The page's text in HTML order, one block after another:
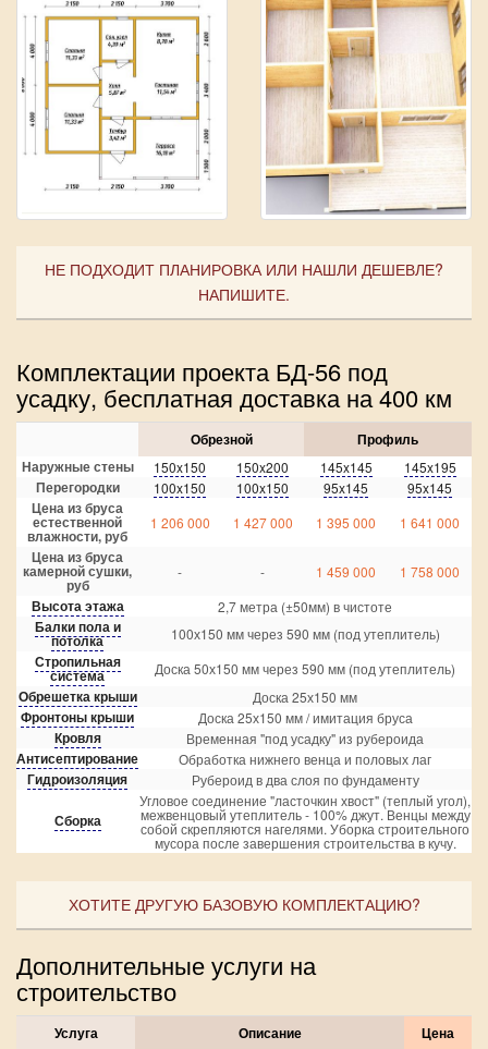
НЕ ПОДХОДИТ ПЛАНИРОВКА ИЛИ НАШЛИ ДЕШЕВЛЕ?
НАПИШИТЕ.
Комплектации проекта БД-56 под
усадку, бесплатная доставка на 400 км
Обрезной
Профиль
Наружные стены
150x150 150x200 145x145 145x195
Перегородки 100x150 100x150 95x145 95x145
Цена из бруса
естественной
влажности, руб
1 206 000 1 427 000 1 395 000 1 641 000
Цена из бруса
камерной сушки,
руб
- - 1 459 000 1 758 000
Высота этажа 2,7 метра (±50мм) в чистоте
Балки пола и
потолка 100х150 мм через 590 мм (под утеплитель)
Стропильная
система Доска 50х150 мм через 590 мм (под утеплитель)
Обрешетка крыши Доска 25х150 мм
Фронтоны крыши Доска 25х150 мм / имитация бруса
Кровля Временная "под усадку" из рубероида
Антисептирование Обработка нижнего венца и половых лаг
Гидроизоляция Рубероид в два слоя по фундаменту
Сборка
Угловое соединение "ласточкин хвост" (теплый угол),
межвенцовый утеплитель - 100% джут. Венцы между
собой скрепляются нагелями. Уборка строительного
мусора после завершения строительства в кучу.
ХОТИТЕ ДРУГУЮ БАЗОВУЮ КОМПЛЕКТАЦИЮ?
Дополнительные услуги на
строительство
Услуга Описание Цена